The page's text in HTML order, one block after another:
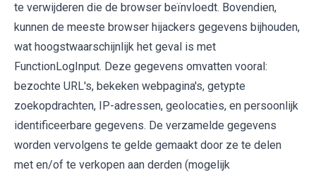
te verwijderen die de browser beïnvloedt. Bovendien,
kunnen de meeste browser hijackers gegevens bijhouden,
wat hoogstwaarschijnlijk het geval is met
FunctionLogInput. Deze gegevens omvatten vooral:
bezochte URL's, bekeken webpagina's, getypte
zoekopdrachten, IP-adressen, geolocaties, en persoonlijk
identificeerbare gegevens. De verzamelde gegevens
worden vervolgens te gelde gemaakt door ze te delen
met en/of te verkopen aan derden (mogelijk